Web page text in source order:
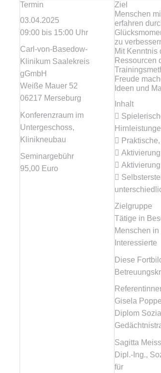
Termin
03.04.2025
09:00 bis 15:00 Uhr
Carl-von-Basedow-
Klinikum Saalekreis
gGmbH
Weiße Mauer 52
06217 Merseburg
Konferenzraum im
Untergeschoss,
Klinikneubau
Seminargebühr
95,00 Euro
Ziel
Menschen
erfahren
zu
Mit Kenntnis
Ressourcen
Freude
Ideen und
Inhalt





Zielgruppe
Tätige in
Menschen
Interessierte
Diese
Gisela
Diplom
Sagitta
Dipl.-Ing.,
für